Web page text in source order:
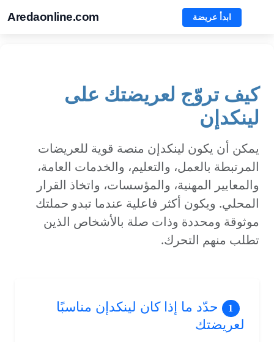
Aredaonline.com ابدأ عريضة
كيف تروّج لعريضتك على
لينكدإن
يمكن أن يكون لينكدإن منصة قوية للعريضات
المرتبطة بالعمل، والتعليم، والخدمات العامة،
والمعايير المهنية، والمؤسسات، واتخاذ القرار
المحلي. ويكون أكثر فاعلية عندما تبدو حملتك
موثوقة ومحددة وذات صلة بالأشخاص الذين
تطلب منهم التحرك.
حدّد ما إذا كان لينكدإن مناسبًا
لعريضتك